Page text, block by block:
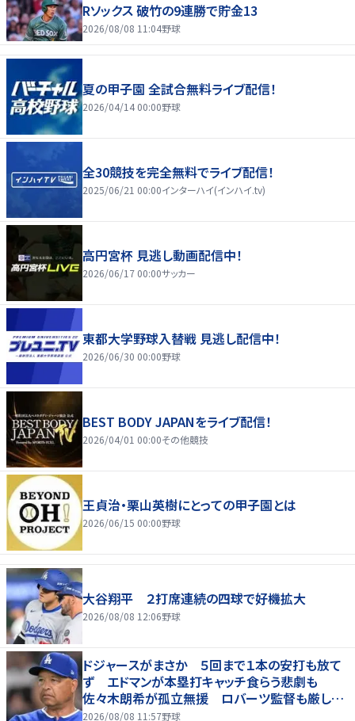
Rソックス 破竹の9連勝で貯金13
2026/08/08 11:04野球
夏の甲子園 全試合無料ライブ配信！
2026/04/14 00:00野球
全30競技を完全無料でライブ配信！
2025/06/21 00:00インターハイ(インハイ.tv)
高円宮杯 見逃し動画配信中！
2026/06/17 00:00サッカー
東都大学野球入替戦 見逃し配信中！
2026/06/30 00:00野球
BEST BODY JAPANをライブ配信！
2026/04/01 00:00その他競技
王貞治・栗山英樹にとっての甲子園とは
2026/06/15 00:00野球
大谷翔平 ２打席連続の四球で好機拡大
2026/08/08 12:06野球
ドジャースがまさか ５回まで１本の安打も放て
ず エドマンが本塁打キャッチ食らう悲劇も
佐々木朗希が孤立無援 ロバーツ監督も厳しい
表情
2026/08/08 11:57野球